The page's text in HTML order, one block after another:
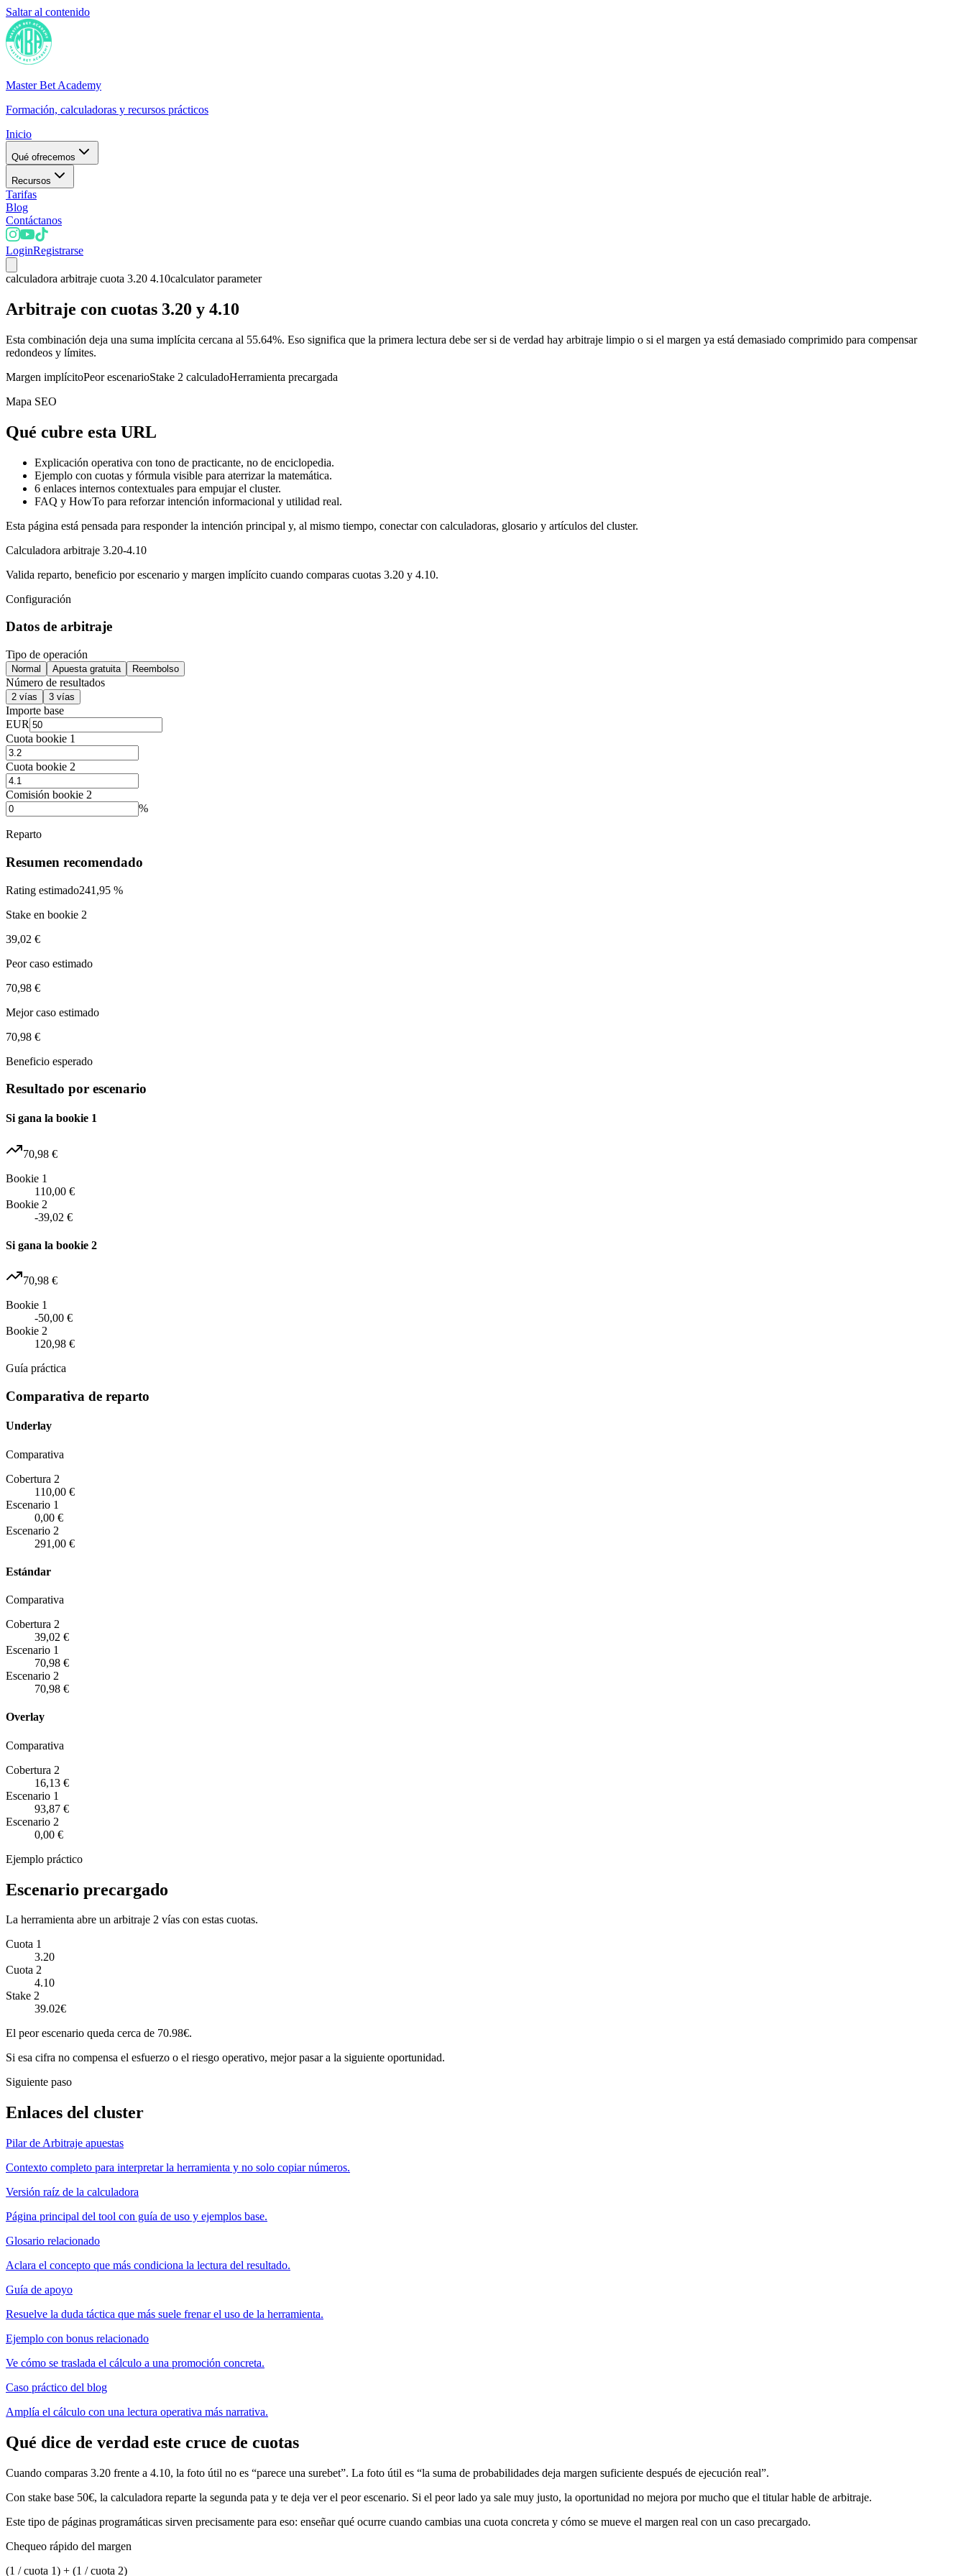
Saltar al contenido
Master Bet Academy
Formación, calculadoras y recursos prácticos
Inicio
Qué ofrecemos
Recursos
Tarifas
Blog
Contáctanos
LoginRegistrarse
calculadora arbitraje cuota 3.20 4.10calculator parameter
Arbitraje con cuotas 3.20 y 4.10
Esta combinación deja una suma implícita cercana al 55.64%. Eso significa que la primera lectura debe ser si de verdad hay arbitraje limpio o si el margen ya está demasiado comprimido para compensar
redondeos y límites.
Margen implícitoPeor escenarioStake 2 calculadoHerramienta precargada
Mapa SEO
Qué cubre esta URL
Explicación operativa con tono de practicante, no de enciclopedia.
Ejemplo con cuotas y fórmula visible para aterrizar la matemática.
6 enlaces internos contextuales para empujar el cluster.
FAQ y HowTo para reforzar intención informacional y utilidad real.
Esta página está pensada para responder la intención principal y, al mismo tiempo, conectar con calculadoras, glosario y artículos del cluster.
Calculadora arbitraje 3.20-4.10
Valida reparto, beneficio por escenario y margen implícito cuando comparas cuotas 3.20 y 4.10.
Configuración
Datos de arbitraje
Tipo de operación
Normal Apuesta gratuita Reembolso
Número de resultados
2 vías 3 vías
Importe base
EUR
Cuota bookie 1
Cuota bookie 2
Comisión bookie 2
%
Reparto
Resumen recomendado
Rating estimado241,95 %
Stake en bookie 2
39,02 €
Peor caso estimado
70,98 €
Mejor caso estimado
70,98 €
Beneficio esperado
Resultado por escenario
Si gana la bookie 1
70,98 €
Bookie 1
110,00 €
Bookie 2
-39,02 €
Si gana la bookie 2
70,98 €
Bookie 1
-50,00 €
Bookie 2
120,98 €
Guía práctica
Comparativa de reparto
Underlay
Comparativa
Cobertura 2
110,00 €
Escenario 1
0,00 €
Escenario 2
291,00 €
Estándar
Comparativa
Cobertura 2
39,02 €
Escenario 1
70,98 €
Escenario 2
70,98 €
Overlay
Comparativa
Cobertura 2
16,13 €
Escenario 1
93,87 €
Escenario 2
0,00 €
Ejemplo práctico
Escenario precargado
La herramienta abre un arbitraje 2 vías con estas cuotas.
Cuota 1
3.20
Cuota 2
4.10
Stake 2
39.02€
El peor escenario queda cerca de 70.98€.
Si esa cifra no compensa el esfuerzo o el riesgo operativo, mejor pasar a la siguiente oportunidad.
Siguiente paso
Enlaces del cluster
Pilar de Arbitraje apuestas
Contexto completo para interpretar la herramienta y no solo copiar números.
Versión raíz de la calculadora
Página principal del tool con guía de uso y ejemplos base.
Glosario relacionado
Aclara el concepto que más condiciona la lectura del resultado.
Guía de apoyo
Resuelve la duda táctica que más suele frenar el uso de la herramienta.
Ejemplo con bonus relacionado
Ve cómo se traslada el cálculo a una promoción concreta.
Caso práctico del blog
Amplía el cálculo con una lectura operativa más narrativa.
Qué dice de verdad este cruce de cuotas
Cuando comparas 3.20 frente a 4.10, la foto útil no es “parece una surebet”. La foto útil es “la suma de probabilidades deja margen suficiente después de ejecución real”.
Con stake base 50€, la calculadora reparte la segunda pata y te deja ver el peor escenario. Si el peor lado ya sale muy justo, la oportunidad no mejora por mucho que el titular hable de arbitraje.
Este tipo de páginas programáticas sirven precisamente para eso: enseñar qué ocurre cuando cambias una cuota concreta y cómo se mueve el margen real con un caso precargado.
Chequeo rápido del margen
(1 / cuota 1) + (1 / cuota 2)